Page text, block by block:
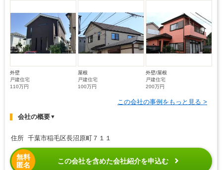
外壁
戸建住宅
110万円
屋根
戸建住宅
100万円
外壁/屋根
戸建住宅
200万円
この会社の事例をもっと見る >
会社の概要▼
住所 千葉市稲毛区長沼原町７１１
無料
匿名
この会社を含めた会社紹介を申込む